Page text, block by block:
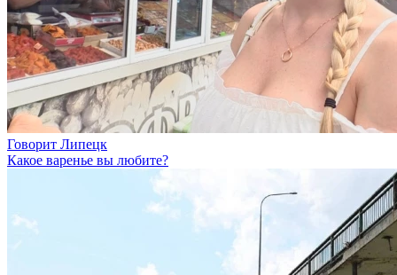
Говорит Липецк
Какое варенье вы любите?